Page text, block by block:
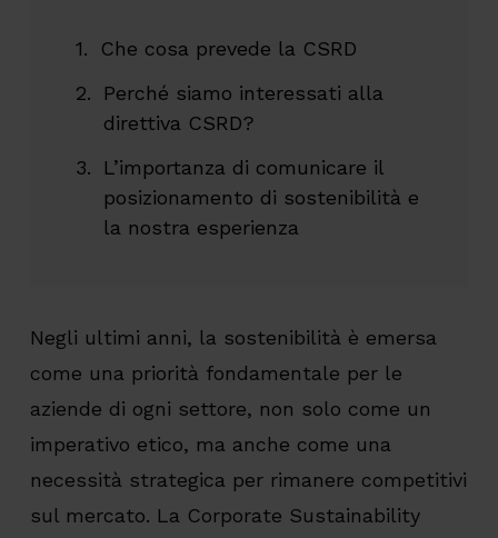
Che cosa prevede la CSRD
Perché siamo interessati alla
direttiva CSRD?
L’importanza di comunicare il
posizionamento di sostenibilità e
la nostra esperienza
Negli ultimi anni, la sostenibilità è emersa
come una priorità fondamentale per le
aziende di ogni settore, non solo come un
imperativo etico, ma anche come una
necessità strategica per rimanere competitivi
sul mercato. La Corporate Sustainability